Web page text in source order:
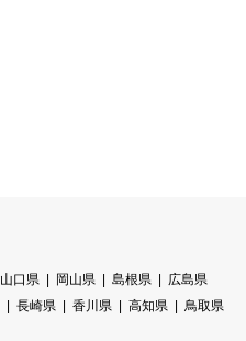
山口県 岡山県 島根県
広島県
長崎県 香川県 高知県
鳥取県